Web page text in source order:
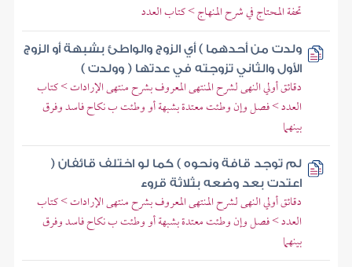
تحفة المحتاج في شرح المنهاج > كتاب العدد
ولدت من أحدهما ) أي الزوج والواطئ بشبهة أو الزوج
الأول والثاني تزوجته في عدتها ( وولدت )
دقائق أولي النهى لشرح المنتهى المعروف بشرح منتهى الإرادات > كتاب
العدد > فصل وإن وطئت معتدة بشبهة أو وطئت ب نكاح فاسد وفرق
بينهما
لم توجد قافة ونحوه ) كما لو اختلف قائفان (
اعتدت بعد وضعه بثلاثة قروء
دقائق أولي النهى لشرح المنتهى المعروف بشرح منتهى الإرادات > كتاب
العدد > فصل وإن وطئت معتدة بشبهة أو وطئت ب نكاح فاسد وفرق
بينهما